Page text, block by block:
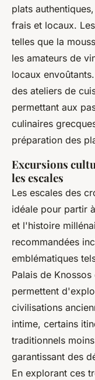
plats
frais et locaux.
telles que la
les amateurs de
locaux
des ateliers de
permettant aux
culinaires
préparation des
Excursions
les escales
Les escales des
idéale pour partir
et l'histoire
recommandées
emblématiques
Palais de
permettent
civilisations
intime, certains
traditionnels
garantissant des
En explorant ces